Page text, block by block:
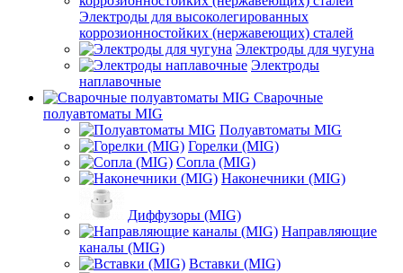
Электроды для высоколегированных
коррозионностойких (нержавеющих) сталей
Электроды для чугуна
Электроды
наплавочные
Сварочные
полуавтоматы MIG
Полуавтоматы MIG
Горелки (MIG)
Сопла (MIG)
Наконечники (MIG)
Диффузоры (MIG)
Направляющие
каналы (MIG)
Вставки (MIG)